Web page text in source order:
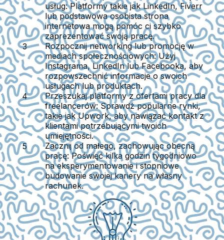
usług:Platformy takie jak LinkedIn, Fiverr
lub podstawowa osobista strona
internetowa mogą pomóc ci szybko
zaprezentować swoją pracę.
Rozpocznij networking lub promocję w
mediach społecznościowych:Użyj
Instagrama, LinkedIn lub Facebooka, aby
rozpowszechnić informacje o swoich
usługach lub produktach.
Przeszukaj platformy z ofertami pracy dla
freelancerów:Sprawdź popularne rynki,
takie jak Upwork, aby nawiązać kontakt z
klientami potrzebującymi twoich
umiejętności.
Zacznij od małego, zachowując obecną
pracę:Poświęć kilka godzin tygodniowo
na eksperymentowanie i stopniowe
budowanie swojej kariery na własny
rachunek.